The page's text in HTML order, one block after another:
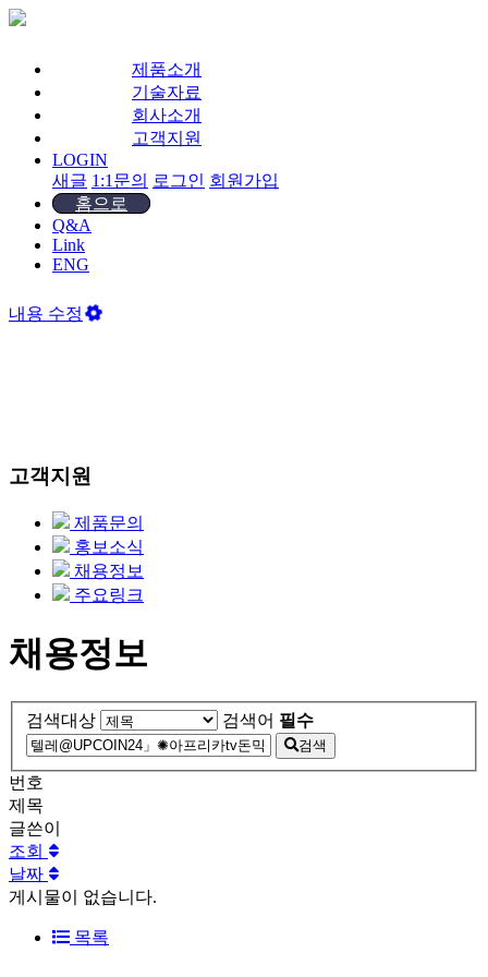
제품소개
기술자료
회사소개
고객지원
LOGIN
새글 1:1문의 로그인 회원가입
홈으로
Q&A
Link
ENG
내용 수정
고객지원
제품문의
홍보소식
채용정보
주요링크
채용정보
검색대상 검색어 필수
검색
번호
제목
글쓴이
조회
날짜
게시물이 없습니다.
목록